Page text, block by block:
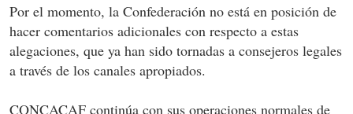
Por el momento, la Confederación no está en posición de
hacer comentarios adicionales con respecto a estas
alegaciones, que ya han sido tornadas a consejeros legales
a través de los canales apropiados.
CONCACAF continúa con sus operaciones normales de